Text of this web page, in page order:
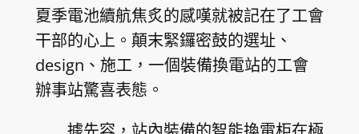
夏季電池續航焦炙的感嘆就被記在了工會
干部的心上。顛末緊鑼密鼓的選址、
design、施工，一個裝備換電站的工會
辦事站驚喜表態。